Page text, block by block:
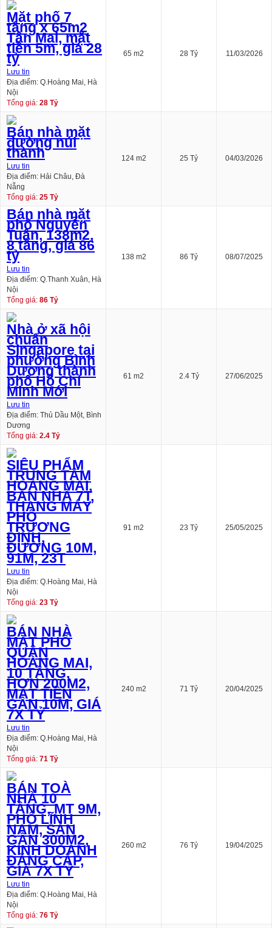
Mặt phố 7
tầng x 65m2
Tân Mai, mặt
tiền 5m, giá 28
tỷ
Lưu tin
Địa điểm: Q.Hoàng Mai, Hà
Nội
Tổng giá: 28 Tỷ
65 m2 28 Tỷ 11/03/2026
Bán nhà mặt
đường núi
thành
Lưu tin
Địa điểm: Hải Châu, Đà
Nẵng
Tổng giá: 25 Tỷ
124 m2 25 Tỷ 04/03/2026
Bán nhà mặt
phố Nguyễn
Tuân, 138m2,
8 tầng, giá 86
tỷ
Lưu tin
Địa điểm: Q.Thanh Xuân, Hà
Nội
Tổng giá: 86 Tỷ
138 m2 86 Tỷ 08/07/2025
Nhà ở xã hội
chuẩn
Singapore tại
phường Bình
Dương thành
phố Hồ Chí
Minh Mới
Lưu tin
Địa điểm: Thủ Dầu Một, Bình
Dương
Tổng giá: 2.4 Tỷ
61 m2 2.4 Tỷ 27/06/2025
SIÊU PHẨM
TRUNG TÂM
HOÀNG MAI,
BÁN NHÀ 7T,
THANG MÁY
PHỐ
TRƯƠNG
ĐỊNH,
ĐƯỜNG 10M,
91M, 23T
Lưu tin
Địa điểm: Q.Hoàng Mai, Hà
Nội
Tổng giá: 23 Tỷ
91 m2 23 Tỷ 25/05/2025
BÁN NHÀ
MẶT PHỐ
QUẬN
HOÀNG MAI,
10 TẦNG,
HƠN 200M2,
MẶT TIỀN
GẦN 10M, GIÁ
7X TỶ
Lưu tin
Địa điểm: Q.Hoàng Mai, Hà
Nội
Tổng giá: 71 Tỷ
240 m2 71 Tỷ 20/04/2025
BÁN TOÀ
NHÀ 10
TẦNG, MT 9M,
PHỐ LĨNH
NAM, SÀN
GẦN 300M2,
KINH DOANH
ĐẲNG CẤP,
GIÁ 7X TỶ
Lưu tin
Địa điểm: Q.Hoàng Mai, Hà
Nội
Tổng giá: 76 Tỷ
260 m2 76 Tỷ 19/04/2025